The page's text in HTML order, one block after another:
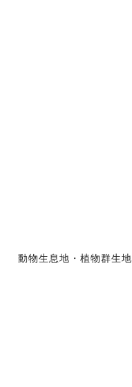
動物生息地・植物群生地